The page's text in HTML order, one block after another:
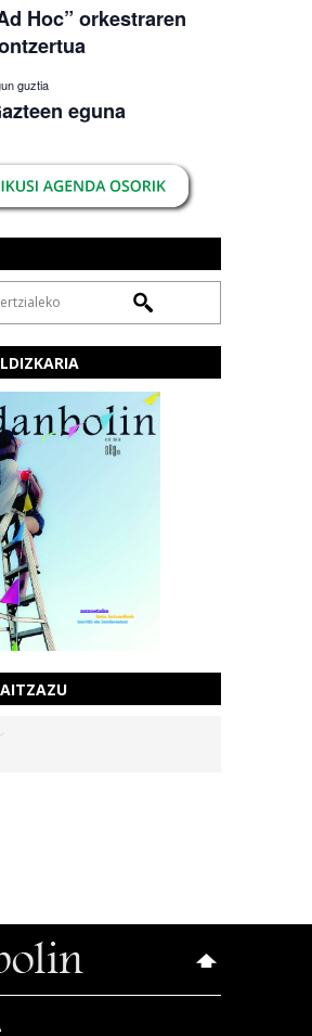
Hoc” orkestraren
guztia
eguna